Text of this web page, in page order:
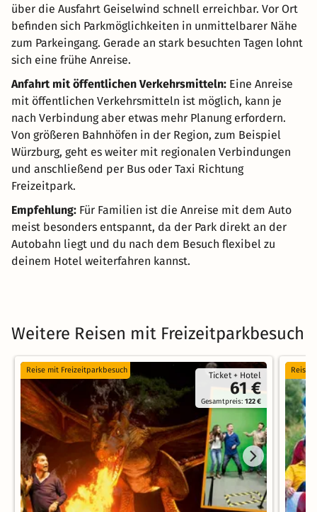
über die Ausfahrt Geiselwind schnell erreichbar. Vor Ort
befinden sich Parkmöglichkeiten in unmittelbarer Nähe
zum Parkeingang. Gerade an stark besuchten Tagen lohnt
sich eine frühe Anreise.
Anfahrt mit öffentlichen Verkehrsmitteln: Eine Anreise
mit öffentlichen Verkehrsmitteln ist möglich, kann je
nach Verbindung aber etwas mehr Planung erfordern.
Von größeren Bahnhöfen in der Region, zum Beispiel
Würzburg, geht es weiter mit regionalen Verbindungen
und anschließend per Bus oder Taxi Richtung
Freizeitpark.
Empfehlung: Für Familien ist die Anreise mit dem Auto
meist besonders entspannt, da der Park direkt an der
Autobahn liegt und du nach dem Besuch flexibel zu
deinem Hotel weiterfahren kannst.
Weitere Reisen mit Freizeitparkbesuch
Ticket + Hotel
61 €
Gesamtpreis:122 €
Reise mit Freizeitparkbesuch Reise